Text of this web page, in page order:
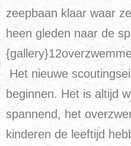
zeepbaan klaar waar
heen gleden naar de
Het nieuwe
beginnen. Het is altijd
spannend, het
kinderen de leeftijd